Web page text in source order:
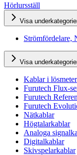
Hörlursställ
Visa
Strömfördelare,
Visa
Kablar i lösmeter
Furutech Flux-
Furutech
Furutech
Nätkablar
Högtalarkablar
Analoga
Digitalkablar
Skivspelarkablar